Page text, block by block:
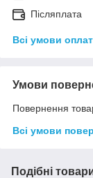
Післяплата
Всі умови
Умови
Повернення
Всі умови
Подібні